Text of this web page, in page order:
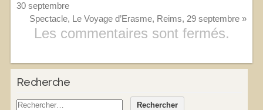
30 septembre
Spectacle, Le Voyage d’Erasme, Reims, 29 septembre»
Les commentaires sont fermés.
Recherche